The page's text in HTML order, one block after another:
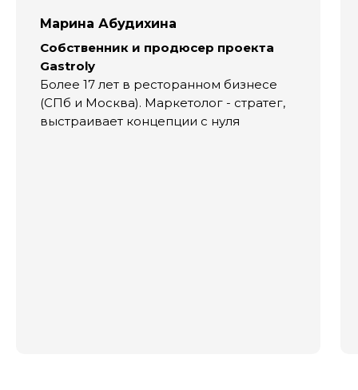
Марина Абудихина
Собственник и продюсер проекта
Gastroly
Более 17 лет в ресторанном бизнесе
(СПб и Москва). Маркетолог - стратег,
выстраивает концепции с нуля